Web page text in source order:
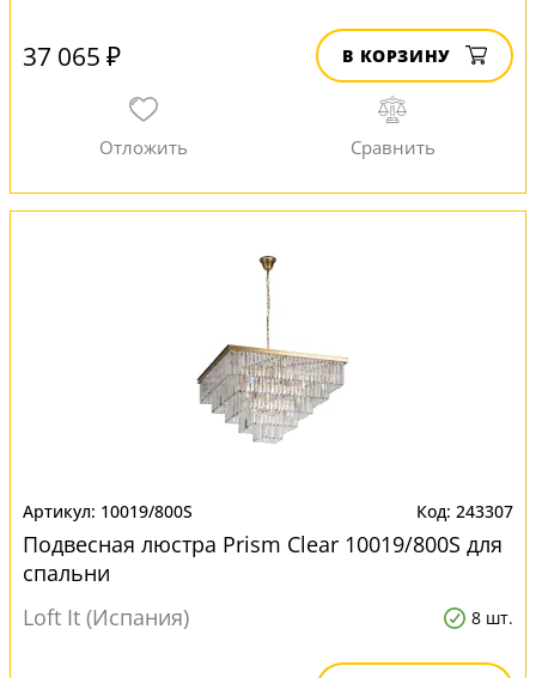
37 065 ₽ В КОРЗИНУ
10019/800S 243307
Подвесная люстра Prism Clear 10019/800S для
спальни
Loft It (Испания)
8 шт.